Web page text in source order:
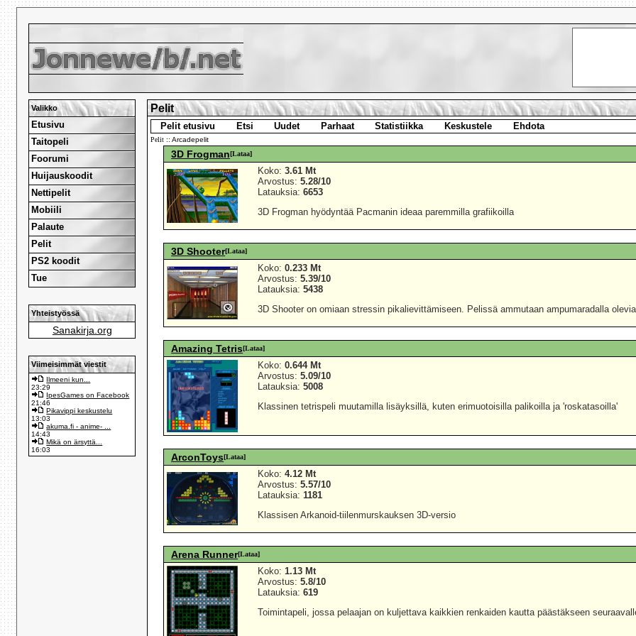
Valikko
Etusivu
Taitopeli
Foorumi
Huijauskoodit
Nettipelit
Mobiili
Palaute
Pelit
PS2 koodit
Tue
Yhteistyössä
Sanakirja.org
Viimeisimmät viestit
Ilmeeni kun...
23:29
IpesGames on Facebook
21:46
Pikavippi keskustelu
13:03
akuma.fi - anime- ...
14:43
Mikä on ärsyttä...
16:03
Pelit
Pelit etusivu Etsi Uudet Parhaat Statistiikka Keskustele Ehdota
Pelit :: Arcadepelit
3D Frogman[Lataa]
Koko:3.61 Mt
Arvostus:5.28/10
Latauksia:6653
3D Frogman hyödyntää Pacmanin ideaa paremmilla grafiikoilla
3D Shooter[Lataa]
Koko:0.233 Mt
Arvostus:5.39/10
Latauksia:5438
3D Shooter on omiaan stressin pikalievittämiseen. Pelissä ammutaan ampumaradalla
Amazing Tetris[Lataa]
Koko:0.644 Mt
Arvostus:5.09/10
Latauksia:5008
Klassinen tetrispeli muutamilla lisäyksillä, kuten erimuotoisilla palikoilla ja 'roskatasoilla'
ArconToys[Lataa]
Koko:4.12 Mt
Arvostus:5.57/10
Latauksia:1181
Klassisen Arkanoid-tiilenmurskauksen 3D-versio
Arena Runner[Lataa]
Koko:1.13 Mt
Arvostus:5.8/10
Latauksia:619
Toimintapeli, jossa pelaajan on kuljettava kaikkien renkaiden kautta päästäkseen